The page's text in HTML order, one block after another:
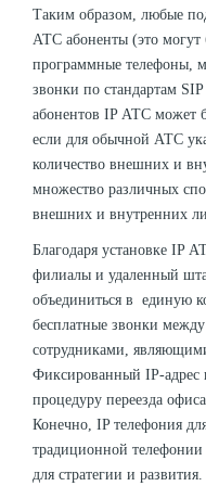
Таким образом, любые
АТС абоненты (это могут
программные телефоны,
звонки по стандартам
абонентов IP АТС может
если для обычной АТС
количество внешних и
множество различных
внешних и внутренних
Благодаря установке IP
филиалы и удаленный
объединиться в единую
бесплатные звонки
сотрудниками,
Фиксированный IP-адрес
процедуру переезда
Конечно, IP телефония
традиционной
для стратегии и развития.